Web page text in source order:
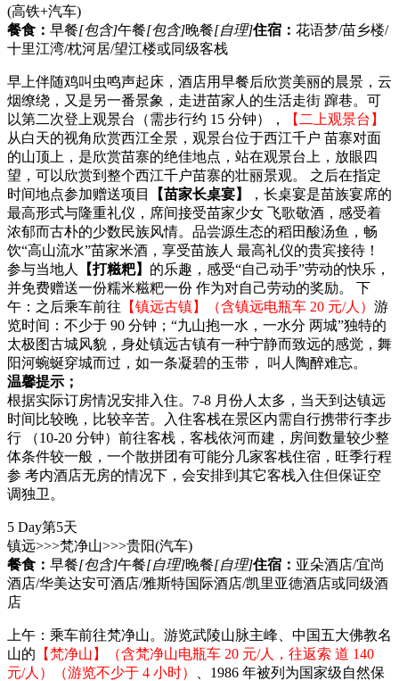
(高铁+汽车)
餐食： 早餐[包含]午餐[包含]晚餐[自理]住宿： 花语梦/苗乡楼/
十里江湾/枕河居/望江楼或同级客栈
早上伴随鸡叫虫鸣声起床，酒店用早餐后欣赏美丽的晨景，云
烟缭绕，又是另一番景象，走进苗家人的生活走街 蹿巷。可
以第二次登上观景台（需步行约 15 分钟），
【二上观景台】
从白天的视角欣赏西江全景，观景台位于西江千户 苗寨对面
的山顶上，是欣赏苗寨的绝佳地点，站在观景台上，放眼四
望，可以欣赏到整个西江千户苗寨的壮丽景观。 之后在指定
时间地点参加赠送项目
【苗家长桌宴】
，长桌宴是苗族宴席的
最高形式与隆重礼仪，席间接受苗家少女 飞歌敬酒，感受着
浓郁而古朴的少数民族风情。品尝源生态的稻田酸汤鱼，畅
饮“高山流水”苗家米酒，享受苗族人 最高礼仪的贵宾接待！
参与当地人
【打糍粑】 的乐趣，感受“自己动手”劳动的快乐，
并免费赠送一份糯米糍粑一份 作为对自己劳动的奖励。 下
午：之后乘车前往 【镇远古镇】（含镇远电瓶车 20 元/人） 游
览时间：不少于 90 分钟；“九山抱一水，一水分 两城”独特的
太极图古城风貌，身处镇远古镇有一种宁静而致远的感觉，舞
阳河蜿蜒穿城而过，如一条凝碧的玉带， 叫人陶醉难忘。
温馨提示；
根据实际订房情况安排入住。7-8 月份人太多，当天到达镇远
时间比较晚，比较辛苦。入住客栈在景区内需自行携带行李步
行 （10-20 分钟）前往客栈，客栈依河而建，房间数量较少整
体条件较一般，一个散拼团有可能分几家客栈住宿，旺季行程
参 考内酒店无房的情况下，会安排到其它客栈入住但保证空
调独卫。
5 Day第5天
镇远>>>梵净山>>>贵阳(汽车)
餐食： 早餐[包含]午餐[自理]晚餐[自理]住宿： 亚朵酒店/宜尚
酒店/华美达安可酒店/雅斯特国际酒店/凯里亚德酒店或同级酒
店
上午：乘车前往梵净山。游览武陵山脉主峰、中国五大佛教名
山的 【梵净山】（含梵净山电瓶车 20 元/人，往返索 道 140
元/人）（游览不少于 4 小时）
、1986 年被列为国家级自然保